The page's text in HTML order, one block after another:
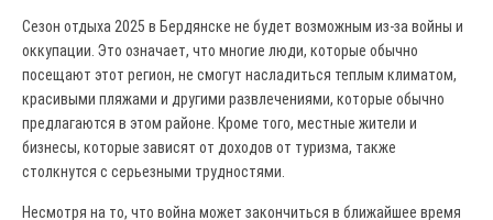
Сезон отдыха 2025 в Бердянске не будет возможным из-за войны и
оккупации. Это означает, что многие люди, которые обычно
посещают этот регион, не смогут насладиться теплым климатом,
красивыми пляжами и другими развлечениями, которые обычно
предлагаются в этом районе. Кроме того, местные жители и
бизнесы, которые зависят от доходов от туризма, также
столкнутся с серьезными трудностями.
Несмотря на то, что война может закончиться в ближайшее время